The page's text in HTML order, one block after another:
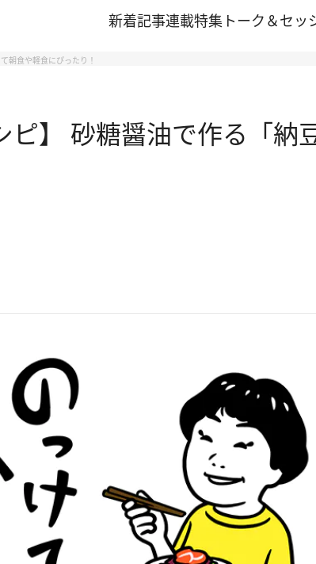
新着記事連載特集 トーク＆セッ
朝食や軽食にぴったり！
ピ】 砂糖醤油で作る「納